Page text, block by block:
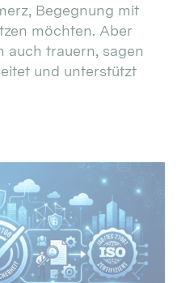
Begegnung mit
möchten. Aber
auch trauern, sagen
und unterstützt